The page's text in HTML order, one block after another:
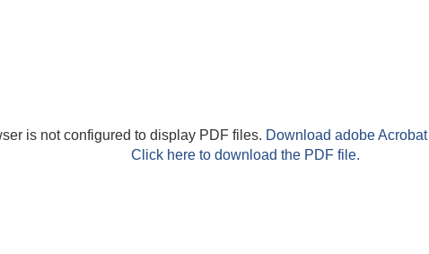
is not configured to display PDF files. Download adobe Acrobat
Click here to download the PDF file.